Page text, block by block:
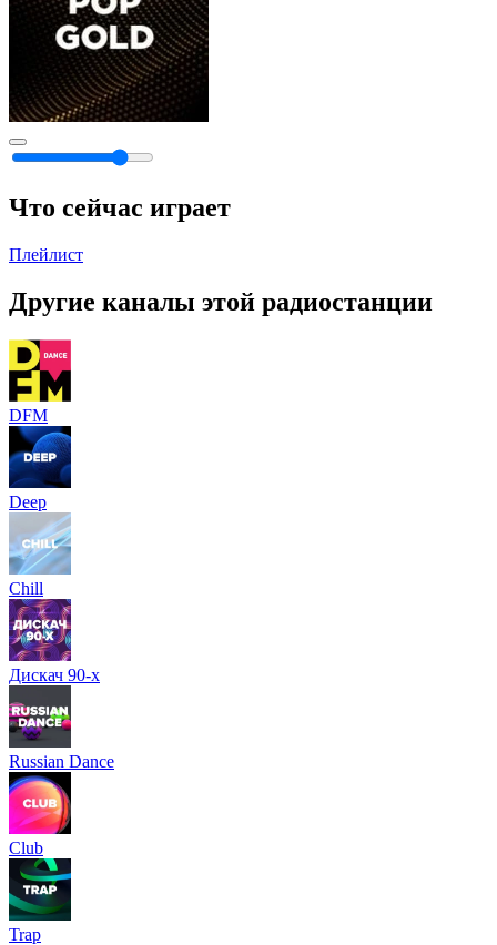
Что сейчас играет
Плейлист
Другие каналы этой радиостанции
DFM
Deep
Chill
Дискач 90-х
Russian Dance
Club
Trap